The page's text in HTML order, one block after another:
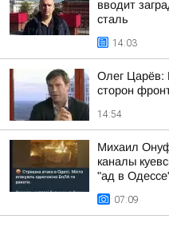
вводит
сталь
14:03
Олег Царёв:
сторон
14:54
Михаил
каналы
"ад в
07:09